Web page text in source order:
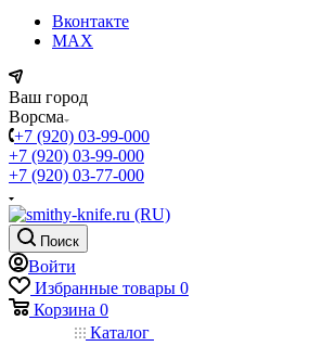
Вконтакте
MAX
Ваш город
Ворсма
+7 (920) 03-99-000
+7 (920) 03-99-000
+7 (920) 03-77-000
Поиск
Войти
Избранные товары 0
Корзина 0
Каталог